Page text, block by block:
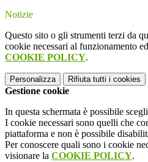
Notizie
Questo sito o gli strumenti terzi da
cookie necessari al funzionamento
COOKIE POLICY.
Personalizza Rifiuta tutti i cookies
Gestione cookie
In questa schermata è possibile
I cookie necessari sono quelli che
piattaforma e non è possibile
Per conoscere quali sono i cookie
visionare la COOKIE POLICY.